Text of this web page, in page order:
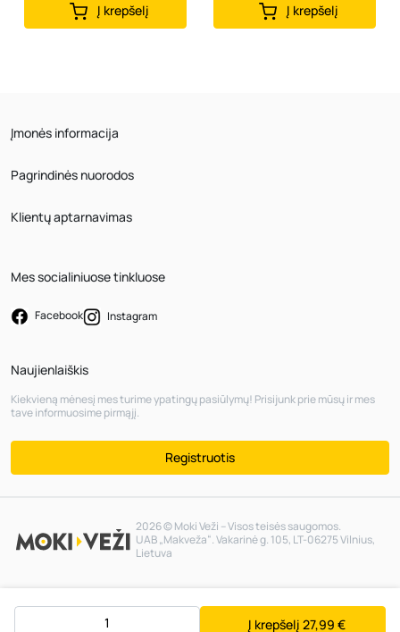
Į krepšelį 27,99 €
Į krepšelį Į krepšelį
Įmonės informacija
Pagrindinės nuorodos
Klientų aptarnavimas
Mes socialiniuose tinkluose
Facebook Instagram
Naujienlaiškis
Kiekvieną mėnesį mes turime ypatingų pasiūlymų! Prisijunk prie mūsų ir mes
tave informuosime pirmąjį.
Registruotis
2026 © Moki Veži – Visos teisės saugomos.
UAB „Makveža“. Vakarinė g. 105, LT-06275 Vilnius,
Lietuva